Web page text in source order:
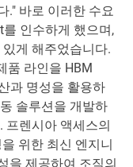
." 바로 이러한 수요
인수하게 했으며,
게 해주었습니다.
품 라인을 HBM
과 명성을 활용하
솔루션을 개발하
프렌시아 액세스의
위한 최신 엔지니
을 제공하여 조직의